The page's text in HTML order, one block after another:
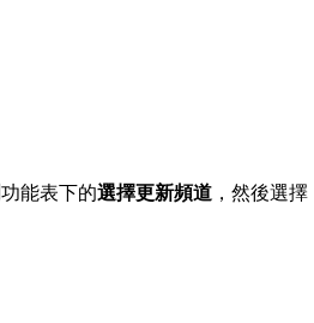
功能表下的選擇更新頻道 ，然後選